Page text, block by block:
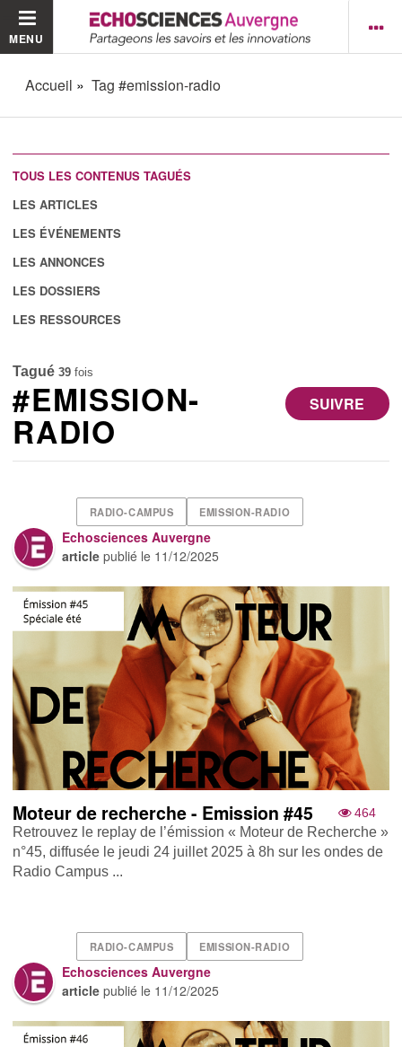
MENU
Accueil Tag #emission-radio
TOUS LES CONTENUS TAGUÉS
LES ARTICLES
LES ÉVÉNEMENTS
LES ANNONCES
LES DOSSIERS
LES RESSOURCES
Tagué 39 fois
SUIVRE
#EMISSION-
RADIO
RADIO-CAMPUS EMISSION-RADIO
Echosciences Auvergne
article publié le 11/12/2025
464
Moteur de recherche - Emission #45
Retrouvez le replay de l’émission « Moteur de Recherche »
n°45, diffusée le jeudi 24 juillet 2025 à 8h sur les ondes de
Radio Campus ...
RADIO-CAMPUS EMISSION-RADIO
Echosciences Auvergne
article publié le 11/12/2025